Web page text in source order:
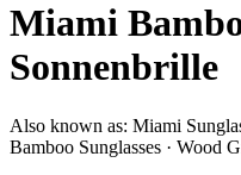
Miami
Sonnenbrille
Also known as: Miami
Bamboo Sunglasses · Wood